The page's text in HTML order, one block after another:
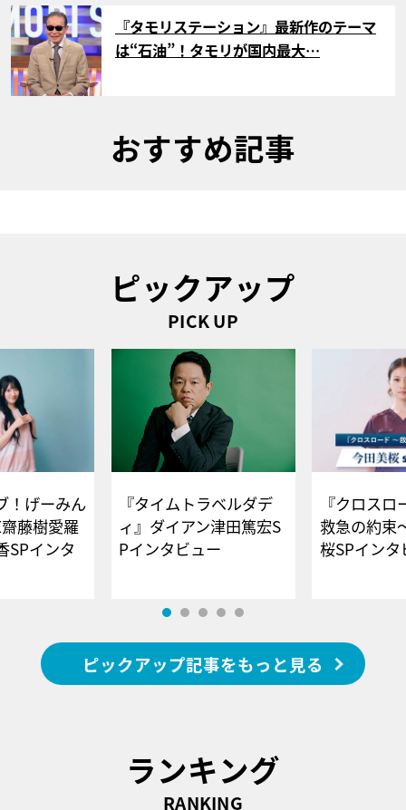
サムネイル
『タモリステーション』最新作のテーマ
は“石油”！タモリが国内最大…
おすすめ記事
ピックアップ
PICK UP
！げーみん
藤樹愛羅
SPインタ
『タイムトラベルダデ
ィ』ダイアン津田篤宏S
Pインタビュー
『クロス
救急の約束
桜SPイ
ピックアップ記事をもっと見る
ランキング
RANKING